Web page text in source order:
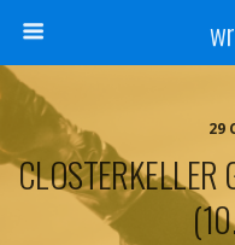
29
CLOSTERKELLER